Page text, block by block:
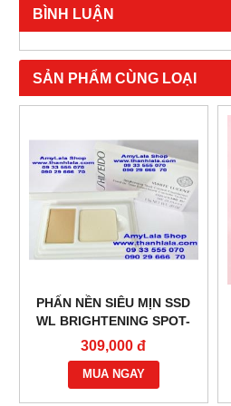
BÌNH LUẬN
SẢN PHẨM CÙNG LOẠI
PHẤN NỀN SIÊU MỊN SSD
WL BRIGHTENING SPOT-
CONTROL FOUNDATION
1.5G - 0902966670 -
0933555070
309,000 đ
MUA NGAY